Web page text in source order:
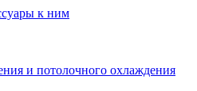
к ним
и потолочного охлаждения